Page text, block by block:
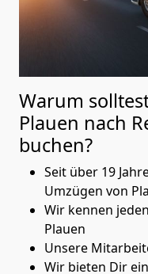
Warum
Plauen nach
buchen?
Seit über 19
Umzügen von
Wir kennen
Plauen
Unsere
Wir bieten Dir